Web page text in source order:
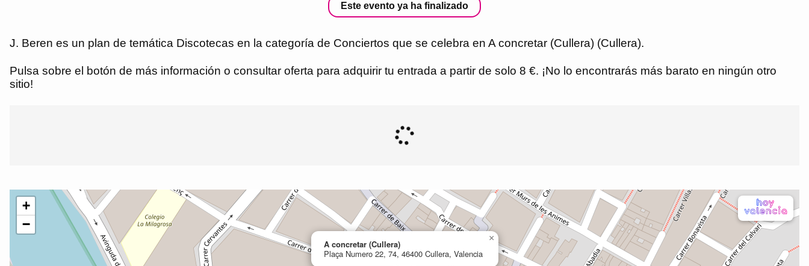
Este evento ya ha finalizado
J. Beren es un plan de temática Discotecas en la categoría de Conciertos que se celebra en A concretar (Cullera) (Cullera).
Pulsa sobre el botón de más información o consultar oferta para adquirir tu entrada a partir de solo 8 €. ¡No lo encontrarás más barato en ningún otro
sitio!